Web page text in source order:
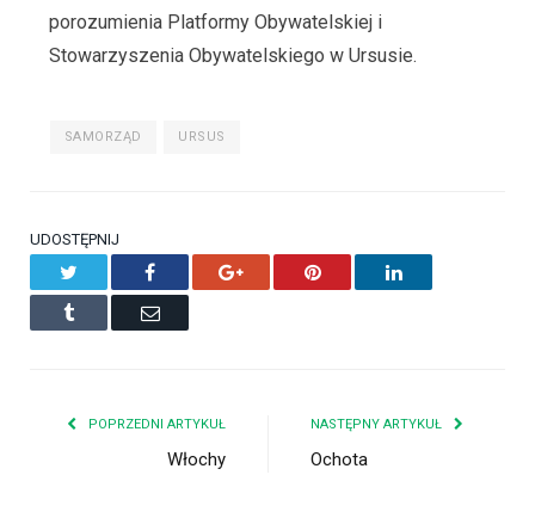
porozumienia Platformy Obywatelskiej i
Stowarzyszenia Obywatelskiego w Ursusie.
SAMORZĄD URSUS
UDOSTĘPNIJ
Facebook Google+ Pinterest LinkedIn
Tumblr Email
POPRZEDNI ARTYKUŁ
Włochy
NASTĘPNY ARTYKUŁ
Ochota